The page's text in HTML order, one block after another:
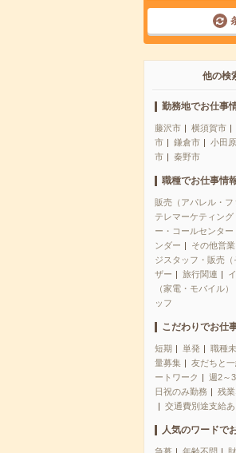
他の検
勤務地でお仕事
藤沢市 横須賀市
市
鎌倉市 小田
市
秦野市
職種でお仕事情
販売（アパレル・フ
テレマーケティング
ー・コールセンター
ンダー
その他営
ジスタッフ・販売（
ザー
旅行関連
（家電・モバイル）
ッフ
こだわりでお仕
短期 単発 職種
量募集
友だちと
ートワーク
週2～
日祝のみ勤務
残業
交通費別途支給あ
人気のワードで